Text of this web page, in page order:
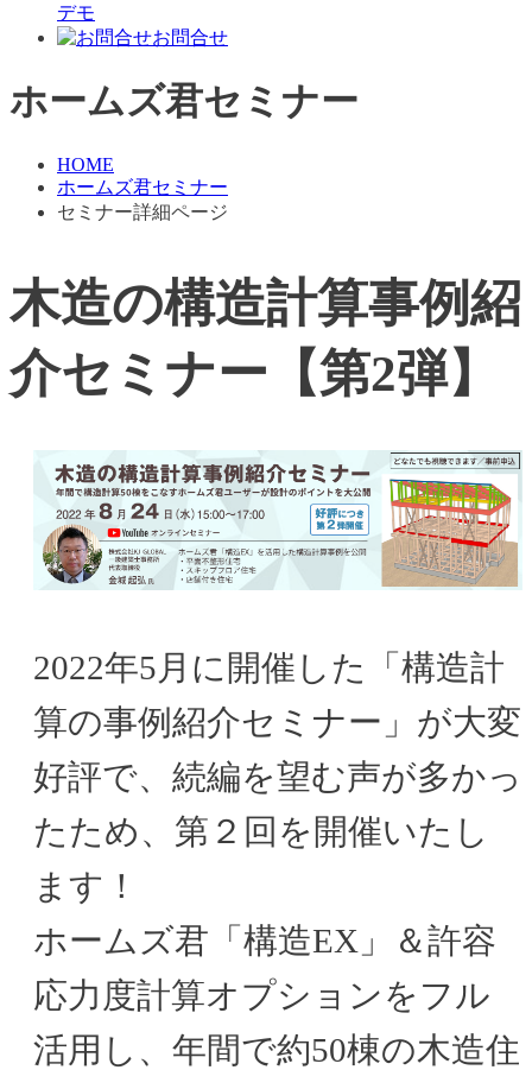
デモ
お問合せ
ホームズ君セミナー
HOME
ホームズ君セミナー
セミナー詳細ページ
木造の構造計算事例紹
介セミナー【第2弾】
2022年5月に開催した「構造計
算の事例紹介セミナー」が大変
好評で、続編を望む声が多かっ
たため、第２回を開催いたし
ます！
ホームズ君「構造EX」＆許容
応力度計算オプションをフル
活用し、年間で約50棟の木造住